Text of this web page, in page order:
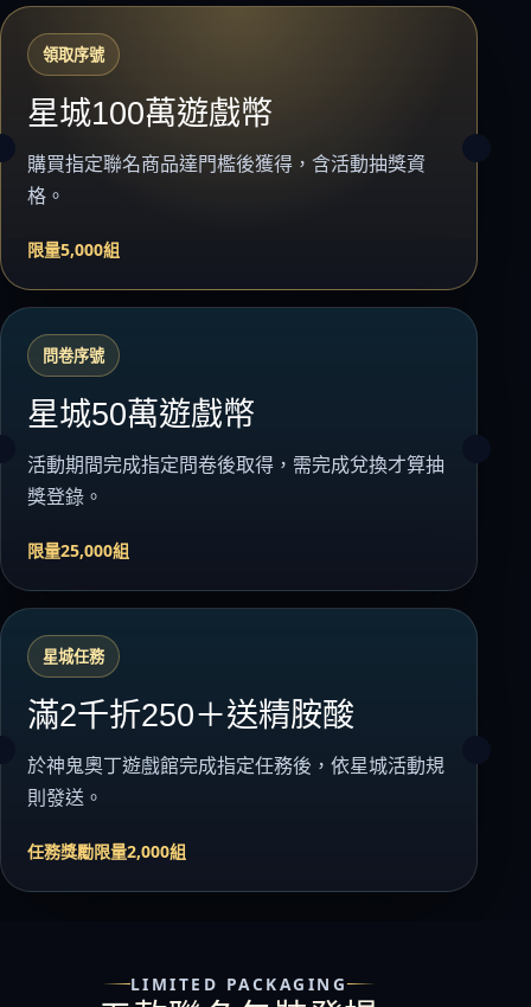
領取序號
星城100萬遊戲幣
購買指定聯名商品達門檻後獲得，含活動抽獎資
格。
限量5,000組
問卷序號
星城50萬遊戲幣
活動期間完成指定問卷後取得，需完成兌換才算抽
獎登錄。
限量25,000組
星城任務
滿2千折250＋送精胺酸
於神鬼奧丁遊戲館完成指定任務後，依星城活動規
則發送。
任務獎勵限量2,000組
LIMITED PACKAGING